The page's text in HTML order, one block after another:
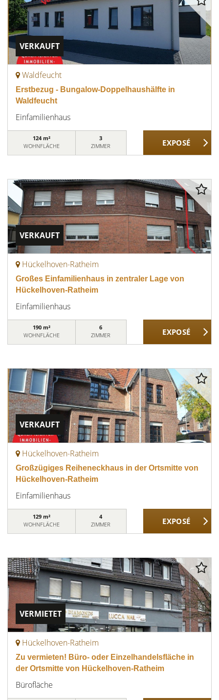
VERKAUFT
Waldfeucht
Erstbezug - Bungalow-Doppelhaushälfte in
Waldfeucht
Einfamilienhaus
124 m²
WOHNFLÄCHE
3
ZIMMER
VERKAUFT
Hückelhoven-Ratheim
Großes Einfamilienhaus in zentraler Lage von
Hückelhoven-Ratheim
Einfamilienhaus
190 m²
WOHNFLÄCHE
6
ZIMMER
VERKAUFT
Hückelhoven-Ratheim
Großzügiges Reiheneckhaus in der Ortsmitte von
Hückelhoven-Ratheim
Einfamilienhaus
129 m²
WOHNFLÄCHE
4
ZIMMER
VERMIETET
Hückelhoven-Ratheim
Zu vermieten! Büro- oder Einzelhandelsfläche in
der Ortsmitte von Hückelhoven-Ratheim
Bürofläche